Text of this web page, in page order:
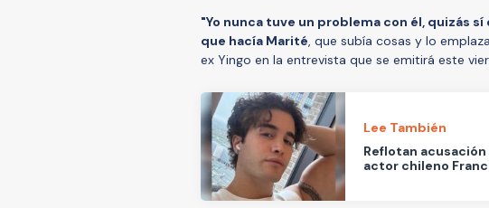
"Yo nunca tuve un problema con él, quizás
que hacía Marité, que subía cosas y lo
ex Yingo en la entrevista que se emitirá este
Lee También
Reflotan
actor chileno